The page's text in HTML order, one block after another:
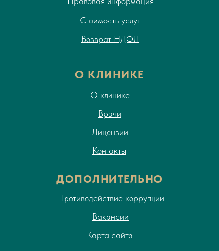
О КЛИНИКЕ
ДОПОЛНИТЕЛЬНО
Возврат НДФЛ
Стоимость услуг
Врачи
Лицензии
О клинике
Контакты
Вакансии
Карта сайта
Противодействие коррупции